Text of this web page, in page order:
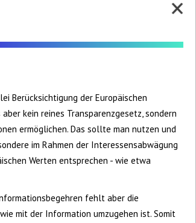
Berücksichtigung der Europäischen
kein reines Transparenzgesetz, sondern
ermöglichen. Das sollte man nutzen und
im Rahmen der Interessensabwägung
Werten entsprechen - wie etwa
fehlt aber die
mit der Information umzugehen ist. Somit